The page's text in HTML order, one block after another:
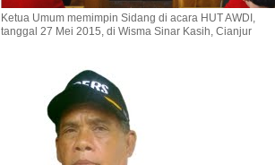
Ketua Umum memimpin Sidang di acara HUT AWDI,
tanggal 27 Mei 2015, di Wisma Sinar Kasih, Cianjur